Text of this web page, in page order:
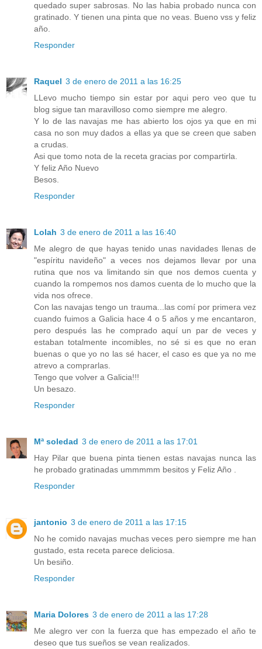
quedado super sabrosas. No las habia probado nunca con
gratinado. Y tienen una pinta que no veas. Bueno vss y feliz
año.
Responder
Raquel 3 de enero de 2011 a las 16:25
LLevo mucho tiempo sin estar por aqui pero veo que tu
blog sigue tan maravilloso como siempre me alegro.
Y lo de las navajas me has abierto los ojos ya que en mi
casa no son muy dados a ellas ya que se creen que saben
a crudas.
Asi que tomo nota de la receta gracias por compartirla.
Y feliz Año Nuevo
Besos.
Responder
Lolah 3 de enero de 2011 a las 16:40
Me alegro de que hayas tenido unas navidades llenas de
"espíritu navideño" a veces nos dejamos llevar por una
rutina que nos va limitando sin que nos demos cuenta y
cuando la rompemos nos damos cuenta de lo mucho que la
vida nos ofrece.
Con las navajas tengo un trauma...las comí por primera vez
cuando fuimos a Galicia hace 4 o 5 años y me encantaron,
pero después las he comprado aquí un par de veces y
estaban totalmente incomibles, no sé si es que no eran
buenas o que yo no las sé hacer, el caso es que ya no me
atrevo a comprarlas.
Tengo que volver a Galicia!!!
Un besazo.
Responder
Mª soledad 3 de enero de 2011 a las 17:01
Hay Pilar que buena pinta tienen estas navajas nunca las
he probado gratinadas ummmmm besitos y Feliz Año .
Responder
jantonio 3 de enero de 2011 a las 17:15
No he comido navajas muchas veces pero siempre me han
gustado, esta receta parece deliciosa.
Un besiño.
Responder
Maria Dolores 3 de enero de 2011 a las 17:28
Me alegro ver con la fuerza que has empezado el año te
deseo que tus sueños se vean realizados.